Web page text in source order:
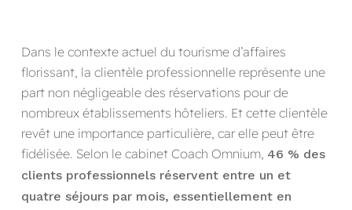
Dans le contexte actuel du tourisme d’affaires
florissant, la clientèle professionnelle représente une
part non négligeable des réservations pour de
nombreux établissements hôteliers. Et cette clientèle
revêt une importance particulière, car elle peut être
fidélisée. Selon le cabinet Coach Omnium, 46 % des
clients professionnels réservent entre un et
quatre séjours par mois, essentiellement en